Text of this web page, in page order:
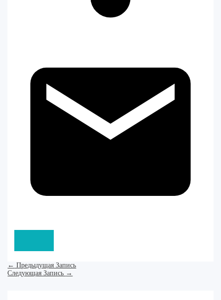
← Предыдущая Запись
Следующая Запись →